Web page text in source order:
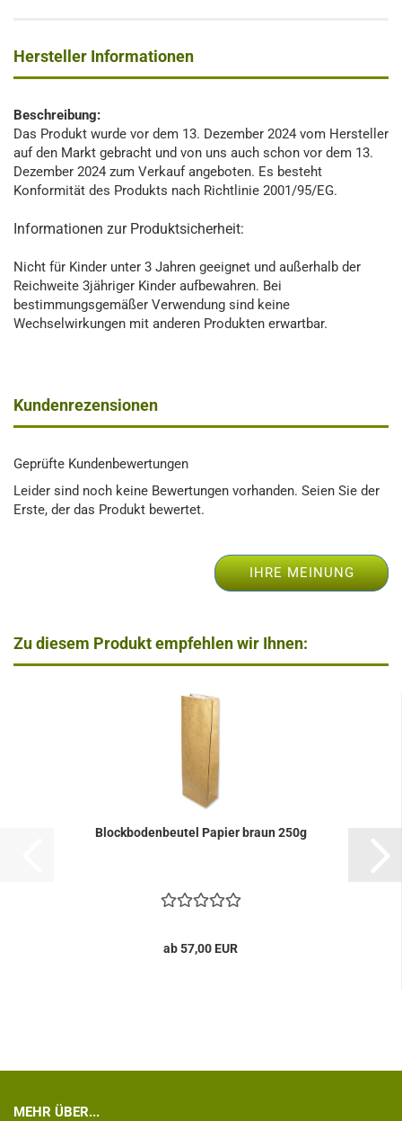
Hersteller Informationen
Beschreibung:
Das Produkt wurde vor dem 13. Dezember 2024 vom Hersteller
auf den Markt gebracht und von uns auch schon vor dem 13.
Dezember 2024 zum Verkauf angeboten. Es besteht
Konformität des Produkts nach Richtlinie 2001/95/EG.
Informationen zur Produktsicherheit:
Nicht für Kinder unter 3 Jahren geeignet und außerhalb der
Reichweite 3jähriger Kinder aufbewahren. Bei
bestimmungsgemäßer Verwendung sind keine
Wechselwirkungen mit anderen Produkten erwartbar.
Kundenrezensionen
Geprüfte Kundenbewertungen
Leider sind noch keine Bewertungen vorhanden. Seien Sie der
Erste, der das Produkt bewertet.
IHRE MEINUNG
Zu diesem Produkt empfehlen wir Ihnen:
Blockbodenbeutel Papier braun 250g
ab 57,00 EUR
MEHR ÜBER...